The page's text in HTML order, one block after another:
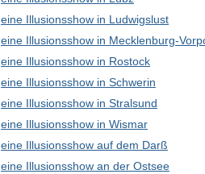
eine Illusionsshow in Ludwigslust
eine Illusionsshow in Mecklenburg-
eine Illusionsshow in Rostock
eine Illusionsshow in Schwerin
eine Illusionsshow in Stralsund
eine Illusionsshow in Wismar
eine Illusionsshow auf dem Darß
eine Illusionsshow an der Ostsee